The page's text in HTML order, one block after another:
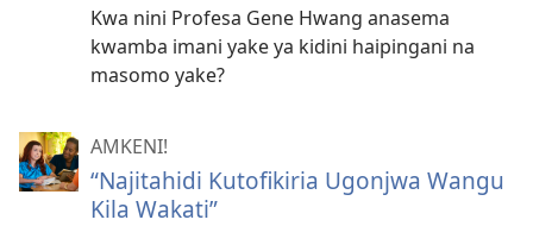
Kwa nini Profesa Gene Hwang anasema
kwamba imani yake ya kidini haipingani na
masomo yake?
AMKENI!
“Najitahidi Kutofikiria Ugonjwa Wangu
Kila Wakati”